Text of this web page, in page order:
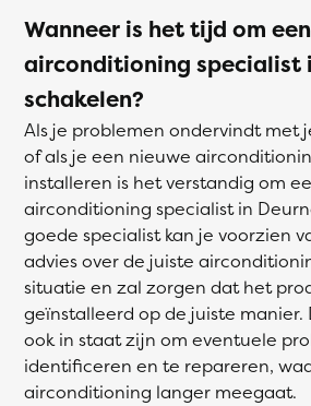
Wanneer is het tijd om een
airconditioning specialist
schakelen?
Als je problemen ondervindt met
of als je een nieuwe
installeren is het verstandig om
airconditioning specialist in
goede specialist kan je voorzien
advies over de juiste
situatie en zal zorgen dat het
geïnstalleerd op de juiste manier.
ook in staat zijn om eventuele
identificeren en te repareren,
airconditioning langer meegaat.